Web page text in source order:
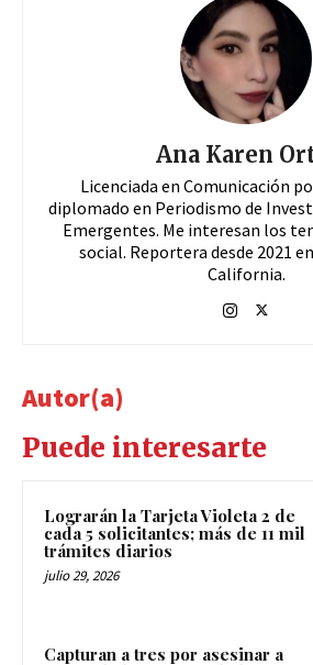
Ana Karen
Licenciada en Comunicación
diplomado en Periodismo de
Emergentes. Me interesan los
social. Reportera desde 2021
California.
Autor(a)
Puede interesarte
Lograrán la Tarjeta Violeta 2 de
cada 5 solicitantes; más de 11 mil
trámites diarios
julio 29, 2026
Capturan a tres por asesinar a